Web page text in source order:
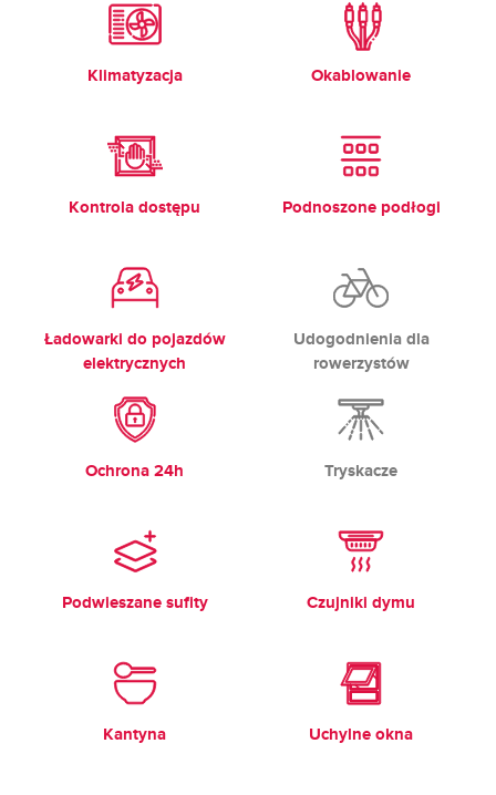
Klimatyzacja Okablowanie
Kontrola dostępu Podnoszone podłogi
Ładowarki do pojazdów
elektrycznych
Udogodnienia dla
rowerzystów
Ochrona 24h Tryskacze
Podwieszane sufity Czujniki dymu
Kantyna Uchylne okna